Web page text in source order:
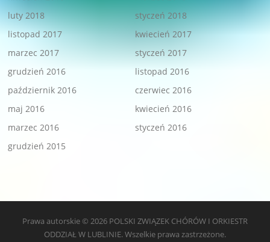
luty 2018
styczeń 2018
listopad 2017
kwiecień 2017
marzec 2017
styczeń 2017
grudzień 2016
listopad 2016
październik 2016
czerwiec 2016
maj 2016
kwiecień 2016
marzec 2016
styczeń 2016
grudzień 2015
Prawa autorskie © 2026 POLSKI ZWIĄZEK CHÓRÓW I ORKIESTR
ODDZIAŁ W LUBLINIE. Wszelkie prawa zastrzeżone.